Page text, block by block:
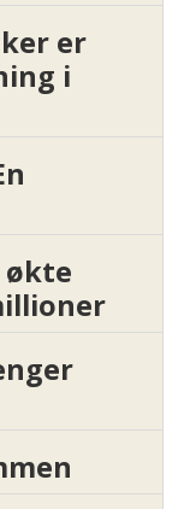
er
i
økte